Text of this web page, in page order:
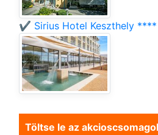
✔️ Sirius Hotel Keszthely ****
Töltse le az